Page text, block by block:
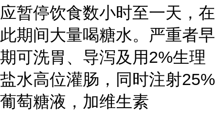
应暂停饮食数小时至一天，在
此期间大量喝糖水。严重者早
期可洗胃、导泻及用2%生理
盐水高位灌肠，同时注射25%
葡萄糖液，加维生素